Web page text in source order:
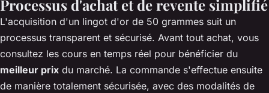
Processus d'achat et de revente simplifié
L'acquisition d'un lingot d'or de 50 grammes suit un
processus transparent et sécurisé. Avant tout achat, vous
consultez les cours en temps réel pour bénéficier du
meilleur prix du marché. La commande s'effectue ensuite
de manière totalement sécurisée, avec des modalités de